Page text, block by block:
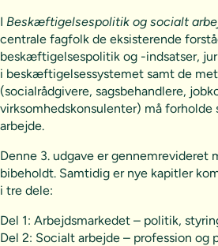
I Beskæftigelsespolitik og socialt
centrale fagfolk de eksisterende
beskæftigelsespolitik og -indsatser,
i beskæftigelsessystemet samt de
(socialrådgivere, sagsbehandlere,
virksomhedskonsulenter) må forholde
arbejde.
Denne 3. udgave er gennemrevideret
bibeholdt. Samtidig er nye kapitler
i tre dele:
Del 1: Arbejdsmarkedet – politik,
Del 2: Socialt arbejde – profession og